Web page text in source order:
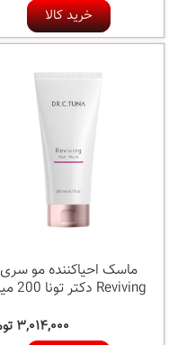
خرید کالا
ماسک احیاکننده مو سری
Reviving دکتر تونا 200 میل
۳,۰۱۴,۰۰۰ تومان